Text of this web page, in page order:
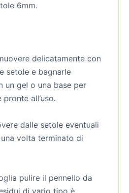
6mm.
delicatamente con
setole e bagnarle
un gel o una base per
all’uso.
dalle setole eventuali
volta terminato di
pulire il pennello da